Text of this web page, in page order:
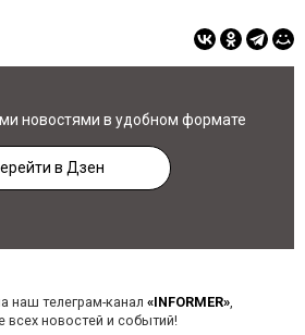
новостями в удобном формате
в Дзен
наш телеграм-канал «INFORMER»,
всех новостей и событий!